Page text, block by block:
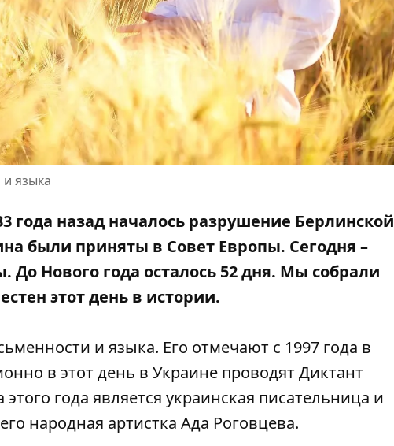
языка
года назад началось разрушение Берлинской
были приняты в Совет Европы. Сегодня –
. До Нового года осталось 52 дня. Мы собрали
этот день в истории.
и языка. Его отмечают с 1997 года в
в этот день в Украине проводят Диктант
года является украинская писательница и
народная артистка Ада Роговцева.